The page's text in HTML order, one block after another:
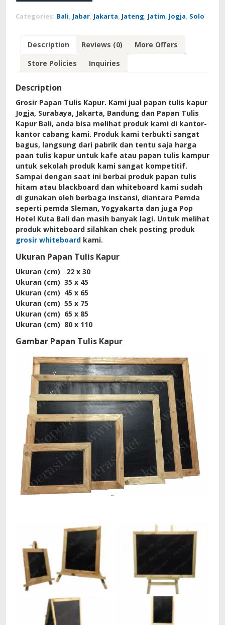
Categories: Bali Jabar Jakarta Jateng Jatim Jogja Solo
Description Reviews (0)
More Offers
Store Policies
Inquiries
Description
Grosir Papan Tulis Kapur. Kami jual papan tulis kapur
Jogja, Surabaya, Jakarta, Bandung dan Papan Tulis
Kapur Bali, anda bisa melihat produk kami di kantor-
kantor cabang kami. Produk kami terbukti sangat
bagus, langsung dari pabrik dan tentu saja harga
paan tulis kapur untuk kafe atau papan tulis kampur
untuk sekolah produk kami sangat kompetitif.
Sampai dengan saat ini berbai produk papan tulis
hitam atau blackboard dan whiteboard kami sudah
di gunakan oleh berbaga instansi, diantara Pemda
seperti pemda Sleman, Yogyakarta dan juga Pop
Hotel Kuta Bali dan masih banyak lagi. Untuk melihat
produk whiteboard silahkan chek posting produk
grosir whiteboard kami.
Ukuran Papan Tulis Kapur
Ukuran (cm) 22 x 30
Ukuran (cm) 35 x 45
Ukuran (cm) 45 x 65
Ukuran (cm) 55 x 75
Ukuran (cm) 65 x 85
Ukuran (cm) 80 x 110
Gambar Papan Tulis Kapur